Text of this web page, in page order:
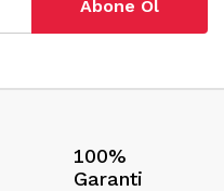
Abone Ol
100%
Garanti